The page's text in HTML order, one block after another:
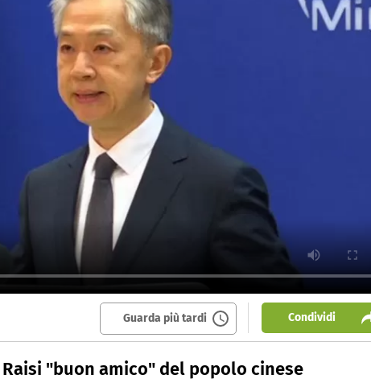
Guarda più tardi Condividi
"buon amico" del popolo cinese